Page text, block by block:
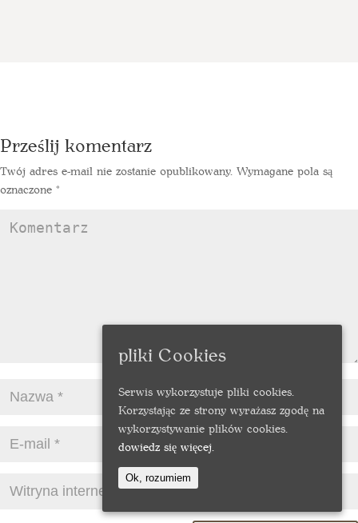
Prześlij komentarz
Twój adres e-mail nie zostanie opublikowany. Wymagane pola są
oznaczone *
pliki Cookies
Serwis wykorzystuje pliki cookies.
Korzystając ze strony wyrażasz zgodę na
wykorzystywanie plików cookies.
dowiedz się więcej.
Ok, rozumiem